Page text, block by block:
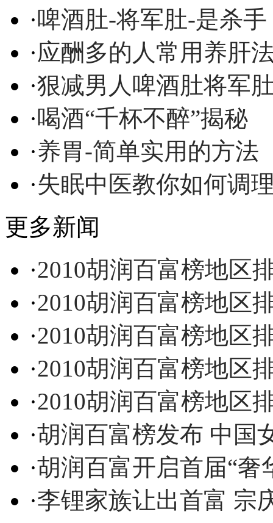
·啤酒肚-将军肚-是杀手
·应酬多的人常用养肝
·狠减男人啤酒肚将军
·喝酒“千杯不醉”揭秘
·养胃-简单实用的方法
·失眠中医教你如何调
更多新闻
·2010胡润百富榜地区
·2010胡润百富榜地区
·2010胡润百富榜地区
·2010胡润百富榜地区
·2010胡润百富榜地区
·胡润百富榜发布 中国
·胡润百富开启首届“奢
·李锂家族让出首富 宗